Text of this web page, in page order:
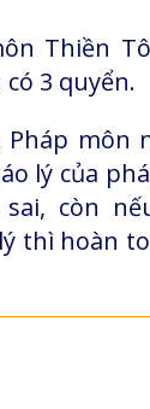
Thiền
3 quyển.
môn
lý của
còn
thì hoàn